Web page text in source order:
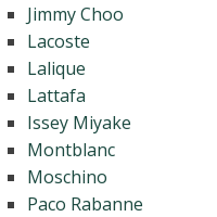
Jimmy Choo
Lacoste
Lalique
Lattafa
Issey Miyake
Montblanc
Moschino
Paco Rabanne